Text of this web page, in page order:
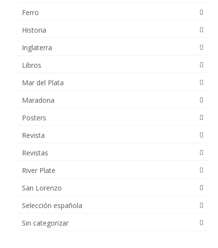
Ferro
Historia
Inglaterra
Libros
Mar del Plata
Maradona
Posters
Revista
Revistas
River Plate
San Lorenzo
Selección española
Sin categorizar